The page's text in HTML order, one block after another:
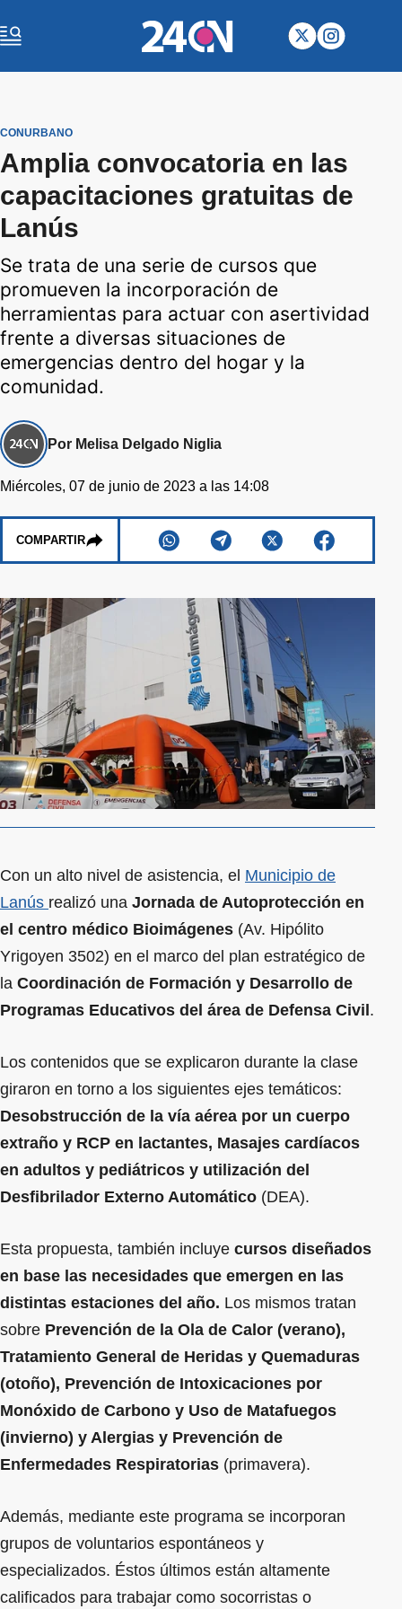
CONURBANO
Amplia convocatoria en las
capacitaciones gratuitas de
Lanús
Se trata de una serie de cursos que
promueven la incorporación de
herramientas para actuar con asertividad
frente a diversas situaciones de
emergencias dentro del hogar y la
comunidad.
Por Melisa Delgado Niglia
Miércoles, 07 de junio de 2023 a las 14:08
COMPARTIR
Con un alto nivel de asistencia, el Municipio de
Lanús realizó una Jornada de Autoprotección en
el centro médico Bioimágenes (Av. Hipólito
Yrigoyen 3502) en el marco del plan estratégico de
la Coordinación de Formación y Desarrollo de
Programas Educativos del área de Defensa Civil .
Los contenidos que se explicaron durante la clase
giraron en torno a los siguientes ejes temáticos:
Desobstrucción de la vía aérea por un cuerpo
extraño y RCP en lactantes, Masajes cardíacos
en adultos y pediátricos y utilización del
Desfibrilador Externo Automático (DEA).
Esta propuesta, también incluye cursos diseñados
en base las necesidades que emergen en las
distintas estaciones del año. Los mismos tratan
sobre Prevención de la Ola de Calor (verano),
Tratamiento General de Heridas y Quemaduras
(otoño), Prevención de Intoxicaciones por
Monóxido de Carbono y Uso de Matafuegos
(invierno) y Alergias y Prevención de
Enfermedades Respiratorias (primavera).
Además, mediante este programa se incorporan
grupos de voluntarios espontáneos y
especializados. Éstos últimos están altamente
calificados para trabajar como socorristas o